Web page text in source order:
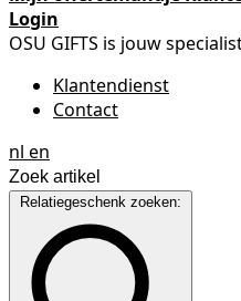
Login
OSU GIFTS is jouw
Klantendienst
Contact
nl en
Relatiegeschenk zoeken: